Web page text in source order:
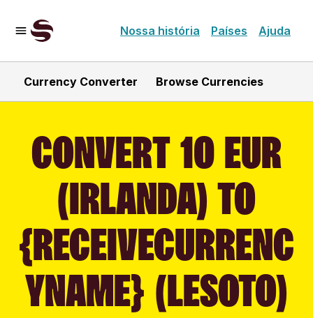
Nossa história Países Ajuda
Currency Converter Browse Currencies
CONVERT 10 EUR
(IRLANDA) TO
{RECEIVECURRENC
YNAME} (LESOTO)